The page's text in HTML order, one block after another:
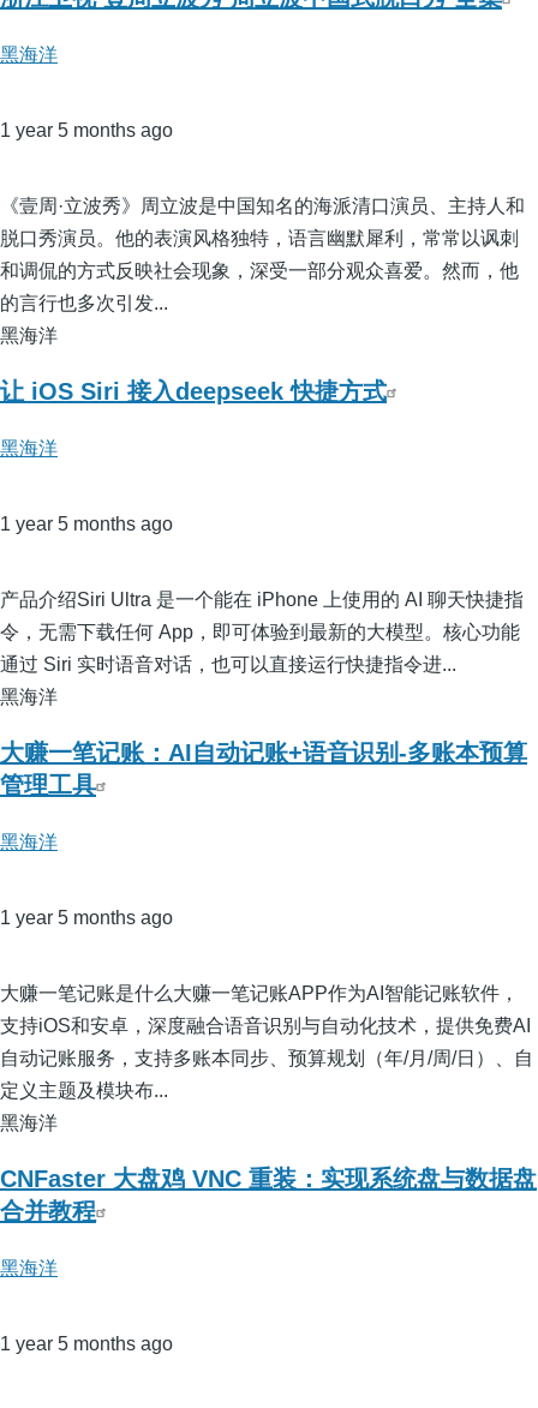
黑海洋
1 year 5 months ago
《壹周·立波秀》周立波是中国知名的海派清口演员、主持人和
脱口秀演员。他的表演风格独特，语言幽默犀利，常常以讽刺
和调侃的方式反映社会现象，深受一部分观众喜爱。然而，他
的言行也多次引发...
黑海洋
让 iOS Siri 接入deepseek 快捷方式
黑海洋
1 year 5 months ago
产品介绍Siri Ultra 是一个能在 iPhone 上使用的 AI 聊天快捷指
令，无需下载任何 App，即可体验到最新的大模型。核心功能
通过 Siri 实时语音对话，也可以直接运行快捷指令进...
黑海洋
大赚一笔记账：AI自动记账+语音识别-多账本预算
管理工具
黑海洋
1 year 5 months ago
大赚一笔记账是什么大赚一笔记账APP作为AI智能记账软件，
支持iOS和安卓，深度融合语音识别与自动化技术，提供免费AI
自动记账服务，支持多账本同步、预算规划（年/月/周/日）、自
定义主题及模块布...
黑海洋
CNFaster 大盘鸡 VNC 重装：实现系统盘与数据盘
合并教程
黑海洋
1 year 5 months ago